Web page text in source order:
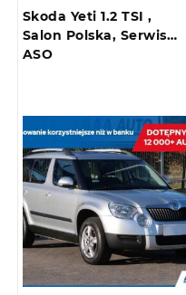
Skoda Yeti 1.2 TSI ,
Salon Polska, Serwis
ASO